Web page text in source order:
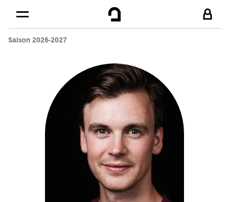
Skip to
Saison 2026-2027